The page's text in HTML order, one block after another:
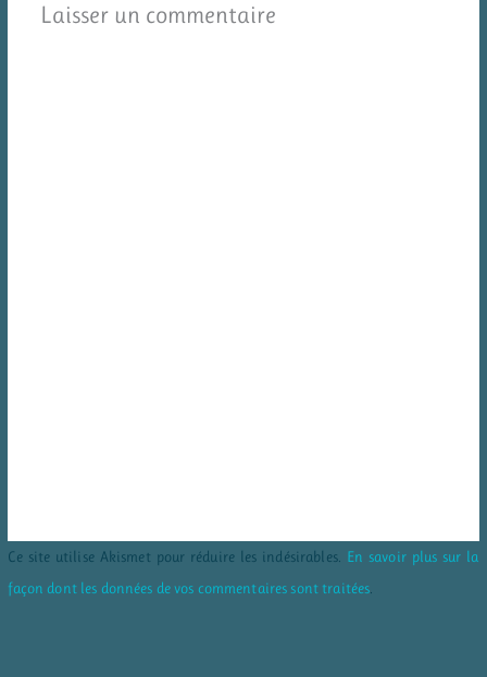
Laisser un commentaire
Ce site utilise Akismet pour réduire les indésirables. En savoir plus sur la
façon dont les données de vos commentaires sont traitées